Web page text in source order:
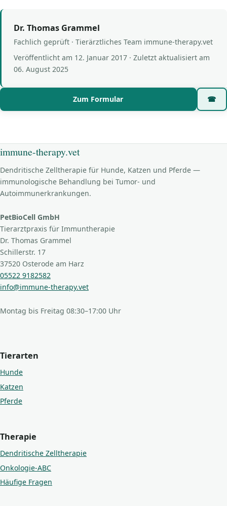
Dr. Thomas Grammel
Fachlich geprüft · Tierärztliches Team immune-therapy.vet
Veröffentlicht am 12. Januar 2017 · Zuletzt aktualisiert am
06. August 2025
Zum Formular ☎
immune-therapy.vet
Dendritische Zelltherapie für Hunde, Katzen und Pferde —
immunologische Behandlung bei Tumor- und
Autoimmunerkrankungen.
PetBioCell GmbH
Tierarztpraxis für Immuntherapie
Dr. Thomas Grammel
Schillerstr. 17
37520 Osterode am Harz
05522 9182582
info@immune-therapy.vet
Montag bis Freitag 08:30–17:00 Uhr
Tierarten
Hunde
Katzen
Pferde
Therapie
Dendritische Zelltherapie
Onkologie-ABC
Häufige Fragen